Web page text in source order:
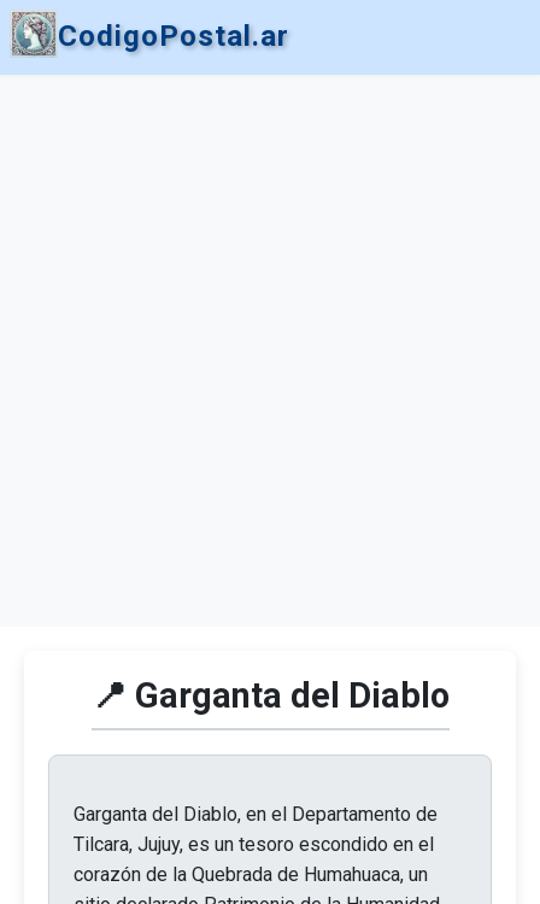
CodigoPostal.ar
📍 Garganta del Diablo
Garganta del Diablo, en el Departamento de
Tilcara, Jujuy, es un tesoro escondido en el
corazón de la Quebrada de Humahuaca, un